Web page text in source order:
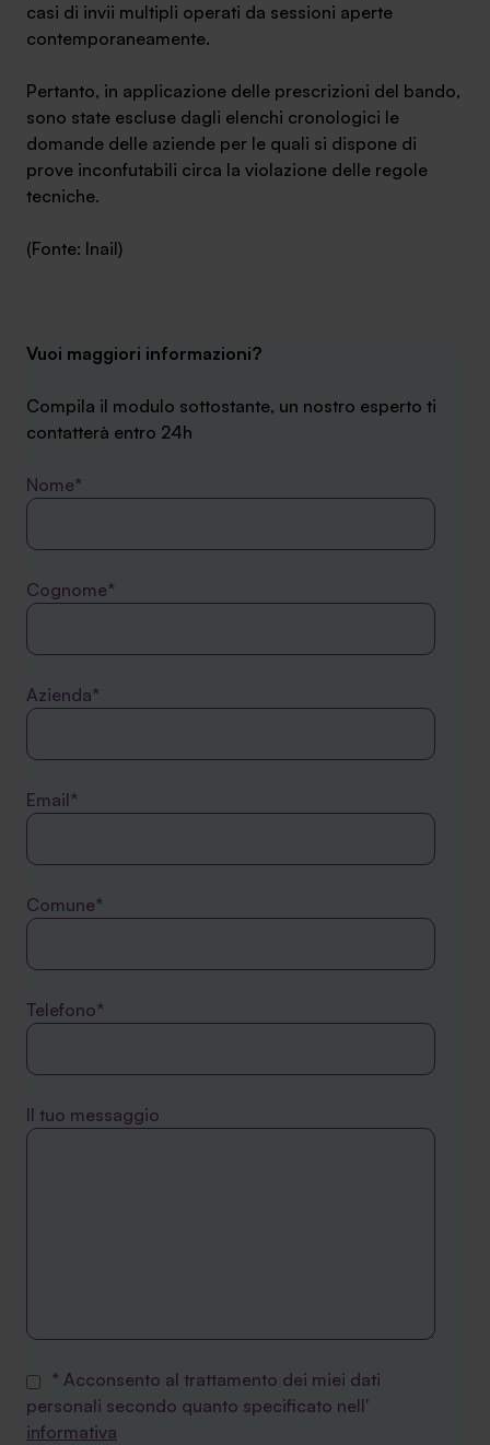
casi di invii multipli operati da sessioni aperte
contemporaneamente.
Pertanto, in applicazione delle prescrizioni del bando,
sono state escluse dagli elenchi cronologici le
domande delle aziende per le quali si dispone di
prove inconfutabili circa la violazione delle regole
tecniche.
(Fonte: Inail)
Vuoi maggiori informazioni?
Compila il modulo sottostante, un nostro esperto ti
contatterà entro 24h
Nome*
Cognome*
Azienda*
Email*
Comune*
Telefono*
Il tuo messaggio
* Acconsento al trattamento dei miei dati
personali secondo quanto specificato nell'
informativa